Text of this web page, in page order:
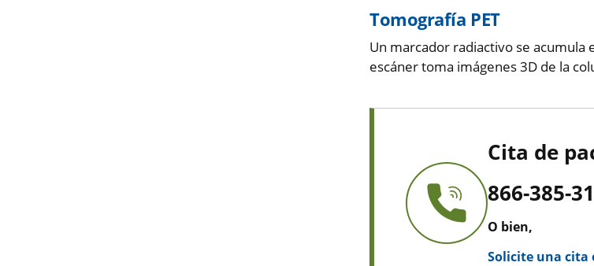
Tomografía PET
Un marcador radiactivo se acumula
escáner toma imágenes 3D de la
Cita de
866-385-
O bien,
Solicite una cita